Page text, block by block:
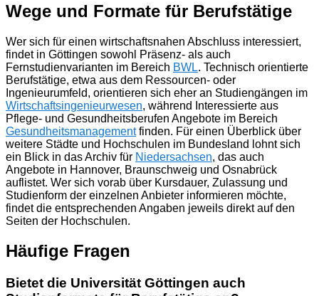
Wege und Formate für Berufstätige
Wer sich für einen wirtschaftsnahen Abschluss interessiert,
findet in Göttingen sowohl Präsenz- als auch
Fernstudienvarianten im Bereich BWL. Technisch orientierte
Berufstätige, etwa aus dem Ressourcen- oder
Ingenieurumfeld, orientieren sich eher an Studiengängen im
Wirtschaftsingenieurwesen, während Interessierte aus
Pflege- und Gesundheitsberufen Angebote im Bereich
Gesundheitsmanagementfinden. Für einen Überblick über
weitere Städte und Hochschulen im Bundesland lohnt sich
ein Blick in das Archiv für Niedersachsen, das auch
Angebote in Hannover, Braunschweig und Osnabrück
auflistet. Wer sich vorab über Kursdauer, Zulassung und
Studienform der einzelnen Anbieter informieren möchte,
findet die entsprechenden Angaben jeweils direkt auf den
Seiten der Hochschulen.
Häufige Fragen
Bietet die Universität Göttingen auch